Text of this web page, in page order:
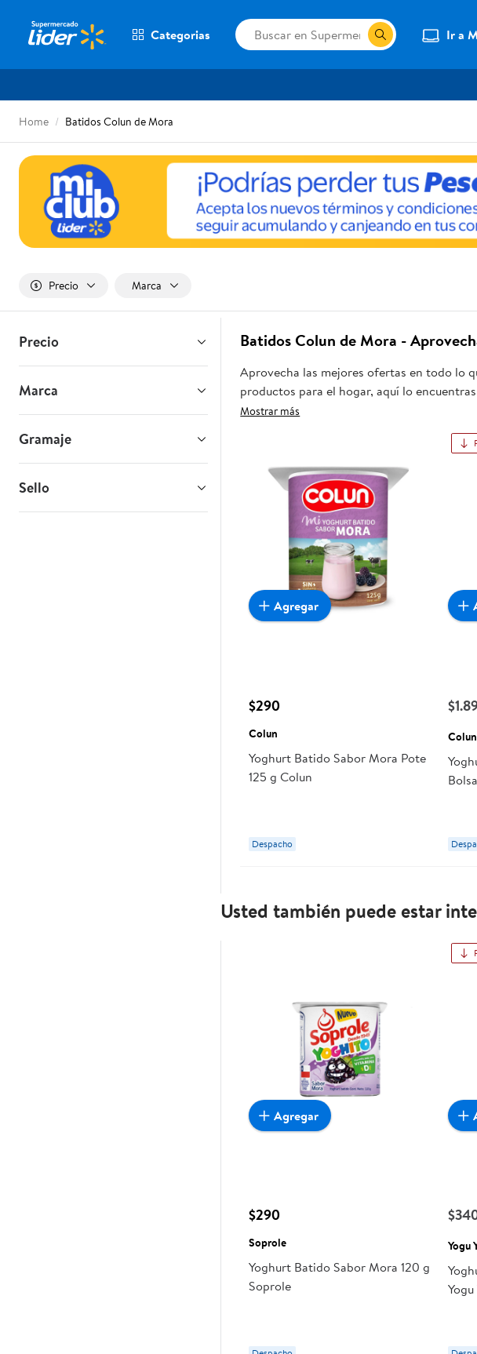
Categorias Ir a
Home Batidos Colun de Mora
Precio Marca
Precio
Marca
Gramaje
Sello
Batidos Colun de Mora -
Aprovecha las mejores ofertas en todo lo
productos para el hogar, aquí lo
oportunidad sea realmente conveniente
Mostrar más
$290
Colun
Yoghurt Batido Sabor Mora Pote
125 g Colun
Despacho
Agregar
Colun
Usted también puede estar
$290
Soprole
Yoghurt Batido Sabor Mora 120 g
Soprole
Agregar
Yogu